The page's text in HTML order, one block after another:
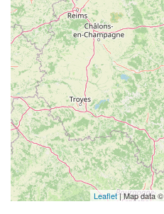
Leaflet| Map data ©